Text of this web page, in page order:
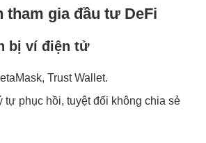
tham gia đầu tư DeFi
bị ví điện tử
Trust Wallet.
tự phục hồi, tuyệt đối không chia sẻ